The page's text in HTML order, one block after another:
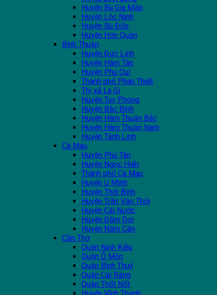
Huyện Bù Gia Mập
Huyện Lộc Ninh
Huyện Bù Đốp
Huyện Hớn Quản
Bình Thuận
Huyện Đức Linh
Huyện Hàm Tân
Huyện Phú Quí
Thành phố Phan Thiết
Thị xã La Gi
Huyện Tuy Phong
Huyện Bắc Bình
Huyện Hàm Thuận Bắc
Huyện Hàm Thuận Nam
Huyện Tánh Linh
Cà Mau
Huyện Phú Tân
Huyện Ngọc Hiển
Thành phố Cà Mau
Huyện U Minh
Huyện Thới Bình
Huyện Trần Văn Thời
Huyện Cái Nước
Huyện Đầm Dơi
Huyện Năm Căn
Cần Thơ
Quận Ninh Kiều
Quận Ô Môn
Quận Bình Thuỷ
Quận Cái Răng
Quận Thốt Nốt